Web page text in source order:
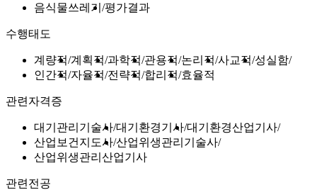
음식물쓰레기
평가결과
수행태도
계량적 계획적 과학적 관용적 논리적 사교적 성실함
인간적 자율적 전략적 합리적 효율적
관련자격증
대기관리기술사 대기환경기사 대기환경산업기사
산업보건지도사 산업위생관리기술사
산업위생관리산업기사
관련전공